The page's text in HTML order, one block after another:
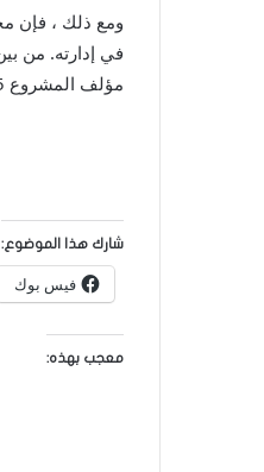
مؤلف المشروع 2025 المقتبس سابقًا الذي دعا إلى “الانحناء أو الانهيار” لمطالب ترامب.
شارك هذا الموضوع:
فيس بوك
معجب بهذه: